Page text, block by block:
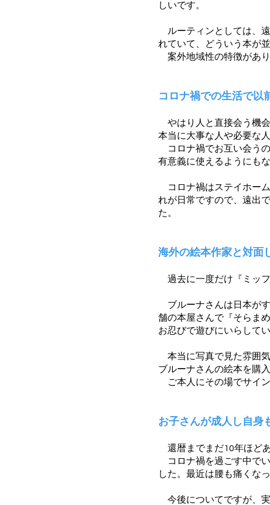
しいです。
ルーティンとしては、
れていて、どういう本が
案外地域性の特徴があり
コ ロナ禍での生活で以
やはり人と直接会う機
本当に大事な人や必要な
コロナ禍でお互い会う
有意義に使えるようにもな
コロナ禍はステイホー
れが日常ですので、遠出
た。
海外の絵本作家と対面
過去に一度だけ『ミッフ
ブルーナさんは日本が
舗の本屋さんで『そらま
お忍びで遊びにいらして
本当に写真で見た雰囲
ブルーナさんの絵本を購
ご本人にその場でサイン
お子さんが成人し自身
還暦までまだ10年ほど
コロナ禍を過ごす中で
した。最近は腰も痛くな
今後についてですが、